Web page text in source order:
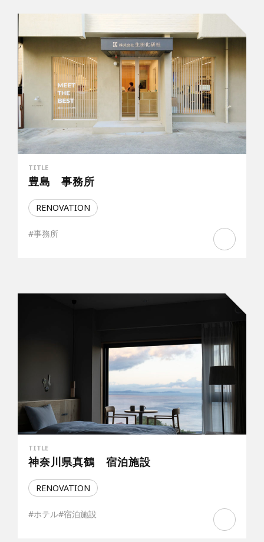
TITLE
豊島 事務所
RENOVATION
#事務所
TITLE
神奈川県真鶴 宿泊施設
RENOVATION
#ホテル#宿泊施設